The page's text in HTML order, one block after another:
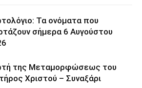
Τα ονόματα που
σήμερα 6 Αυγούστου
της Μεταμορφώσεως του
Χριστού – Συναξάρι